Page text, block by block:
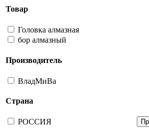
Товар
Головка алмазная
бор алмазный
Производитель
ВладМиВа
Страна
РОССИЯ